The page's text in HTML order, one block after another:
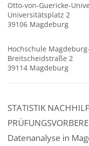
Otto-von-Guericke-
Universitätsplatz 2
39106 Magdeburg
Hochschule
Breitscheidstraße 2
39114 Magdeburg
STATISTIK
Datenanalyse in